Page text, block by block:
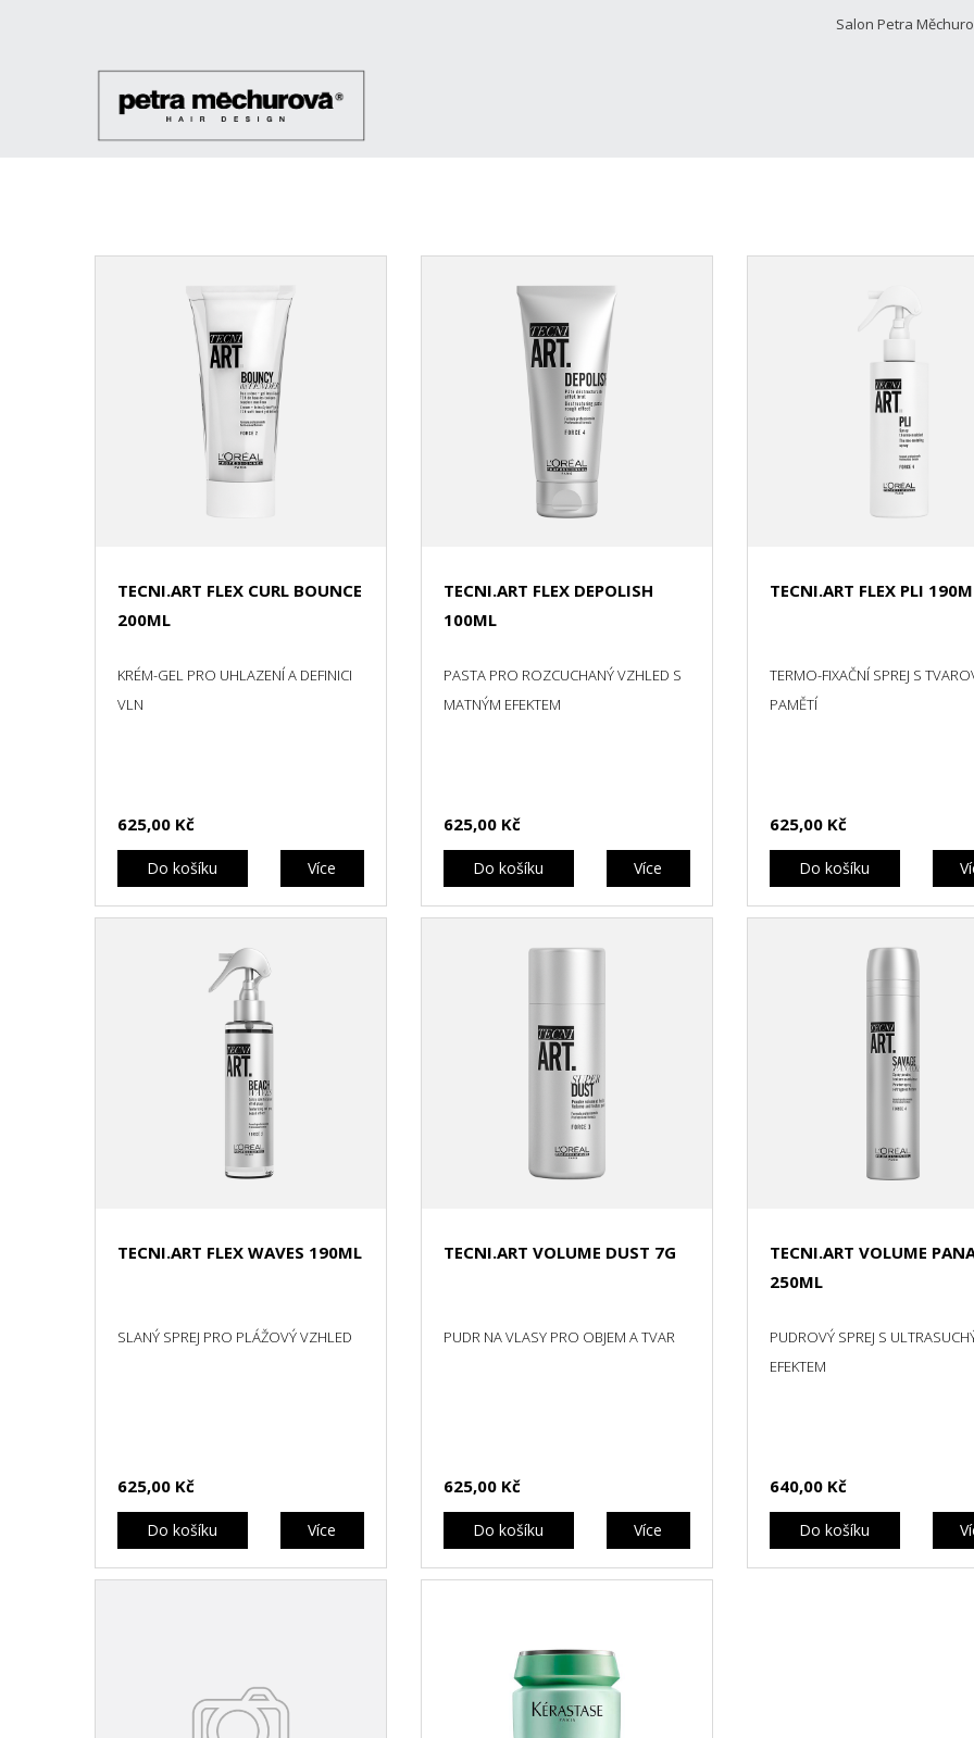
Salon Petra
TECNI.ART FLEX CURL BOUNCE
200ML
KRÉM-GEL PRO UHLAZENÍ A DEFINICI
VLN
625,00 Kč
Do košíku Více
TECNI.ART FLEX DEPOLISH
100ML
PASTA PRO ROZCUCHANÝ VZHLED S
MATNÝM EFEKTEM
625,00 Kč
Do košíku Více
TECNI.ART FLEX PLI
TERMO-FIXAČNÍ SPREJ S
PAMĚTÍ
625,00 Kč
Do košíku
TECNI.ART FLEX WAVES 190ML
SLANÝ SPREJ PRO PLÁŽOVÝ VZHLED
625,00 Kč
Do košíku Více
TECNI.ART VOLUME DUST 7G
PUDR NA VLASY PRO OBJEM A TVAR
625,00 Kč
Do košíku Více
TECNI.ART VOLUME
250ML
PUDROVÝ SPREJ S
EFEKTEM
640,00 Kč
Do košíku